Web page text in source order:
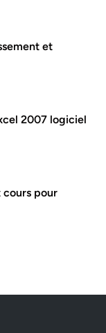
et
2007 logiciel
cours pour